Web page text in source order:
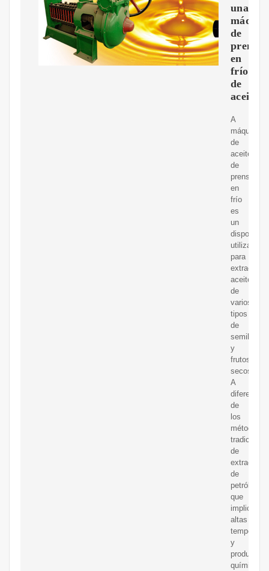
una
de
en
frío
de
aceite
A
máquina
de
aceite
de
prensa
en
frío
es
un
dispositivo
utilizado
para
extraer
aceite
de
varios
tipos
de
semillas
y
frutos
secos.
A
diferencia
de
los
métodos
de
extracción
de
petróleo,
que
implican
altas
y
productos
químicos,